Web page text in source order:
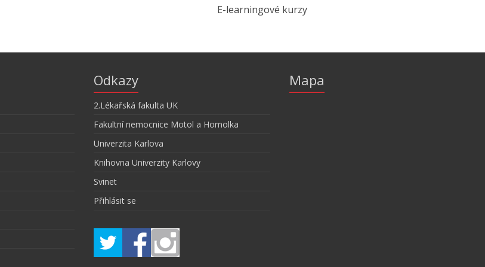
E-learningové kurzy
Odkazy
2.Lékařská fakulta UK
Fakultní nemocnice Motol a Homolka
Univerzita Karlova
Knihovna Univerzity Karlovy
Svinet
Přihlásit se
Mapa